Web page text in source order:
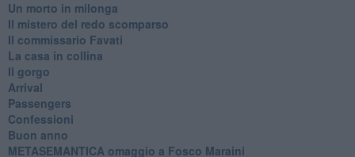
Un morto in milonga
Il mistero del redo scomparso
Il commissario Favati
La casa in collina
Il gorgo
Arrival
Passengers
Confessioni
Buon anno
METASEMANTICA omaggio a Fosco Maraini